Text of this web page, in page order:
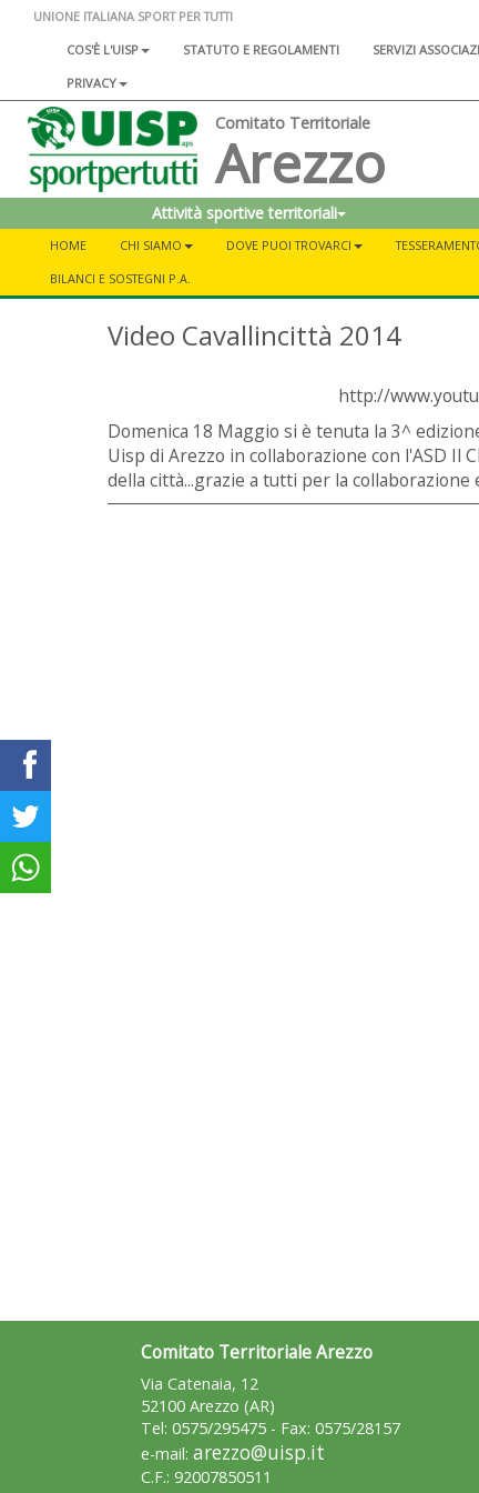
UNIONE ITALIANA SPORT PER TUTTI
COS'È L'UISP
STATUTO E REGOLAMENTI SERVIZI
PRIVACY
Comitato Territoriale
Arezzo
Attività sportive territoriali
HOME CHI SIAMO DOVE PUOI TROVARCI
BILANCI E SOSTEGNI P.A.
Video Cavallincittà 2014
http://
Domenica 18 Maggio si è tenuta la 3^
Uisp di Arezzo in collaborazione con l'ASD Il
della città...grazie a tutti per la
Comitato Territoriale Arezzo
Via Catenaia, 12
52100 Arezzo (AR)
Tel: 0575/295475 - Fax: 0575/28157
e-mail: arezzo@uisp.it
C.F.: 92007850511